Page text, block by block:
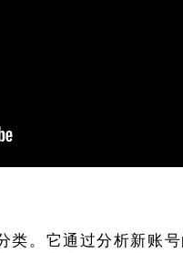
。它通过分析新账